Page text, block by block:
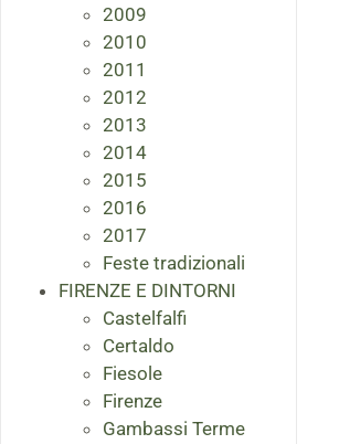
2009
2010
2011
2012
2013
2014
2015
2016
2017
Feste tradizionali
FIRENZE E DINTORNI
Castelfalfi
Certaldo
Fiesole
Firenze
Gambassi Terme